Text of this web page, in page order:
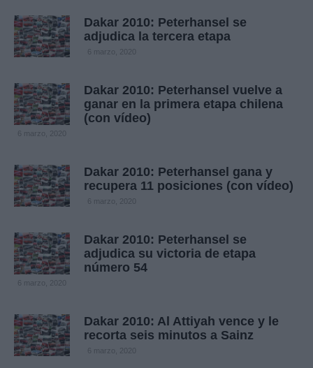
Dakar 2010: Peterhansel se
adjudica la tercera etapa
6 marzo, 2020
Dakar 2010: Peterhansel vuelve a
ganar en la primera etapa chilena
(con vídeo)
6 marzo, 2020
Dakar 2010: Peterhansel gana y
recupera 11 posiciones (con vídeo)
6 marzo, 2020
Dakar 2010: Peterhansel se
adjudica su victoria de etapa
número 54
6 marzo, 2020
Dakar 2010: Al Attiyah vence y le
recorta seis minutos a Sainz
6 marzo, 2020